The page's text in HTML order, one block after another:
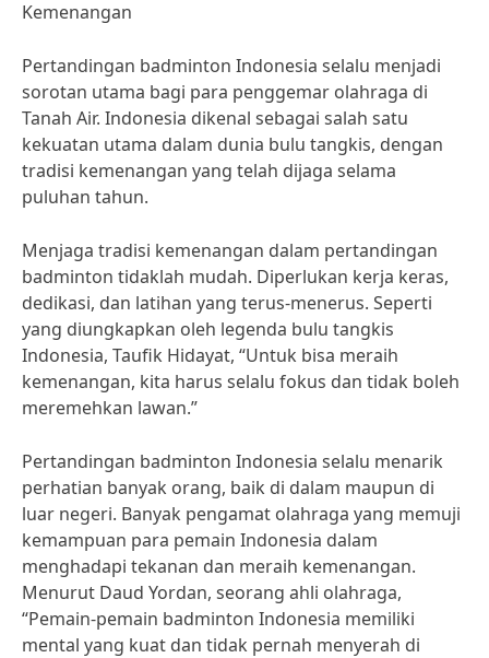
Kemenangan
Pertandingan badminton Indonesia selalu menjadi
sorotan utama bagi para penggemar olahraga di
Tanah Air. Indonesia dikenal sebagai salah satu
kekuatan utama dalam dunia bulu tangkis, dengan
tradisi kemenangan yang telah dijaga selama
puluhan tahun.
Menjaga tradisi kemenangan dalam pertandingan
badminton tidaklah mudah. Diperlukan kerja keras,
dedikasi, dan latihan yang terus-menerus. Seperti
yang diungkapkan oleh legenda bulu tangkis
Indonesia, Taufik Hidayat, “Untuk bisa meraih
kemenangan, kita harus selalu fokus dan tidak boleh
meremehkan lawan.”
Pertandingan badminton Indonesia selalu menarik
perhatian banyak orang, baik di dalam maupun di
luar negeri. Banyak pengamat olahraga yang memuji
kemampuan para pemain Indonesia dalam
menghadapi tekanan dan meraih kemenangan.
Menurut Daud Yordan, seorang ahli olahraga,
“Pemain-pemain badminton Indonesia memiliki
mental yang kuat dan tidak pernah menyerah di